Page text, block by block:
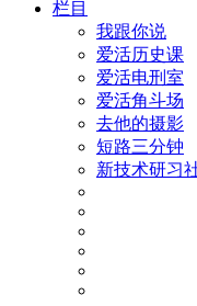
栏目
我跟你说
爱活历史课
爱活电刑室
爱活角斗场
去他的摄影
短路三分钟
新技术研习